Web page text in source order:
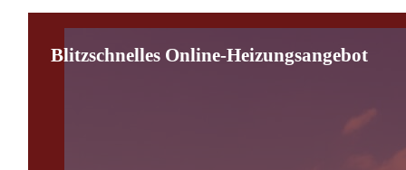
Blitzschnelles Online-Heizungsangebot